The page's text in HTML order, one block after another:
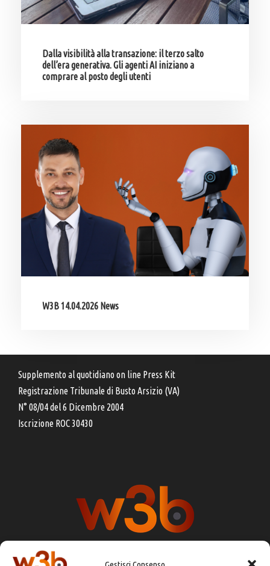
Dalla visibilità alla transazione: il terzo salto
dell’era generativa. Gli agenti AI iniziano a
comprare al posto degli utenti
W3B 14.04.2026 News
Supplemento al quotidiano on line Press Kit
Registrazione Tribunale di Busto Arsizio (VA)
N° 08/04 del 6 Dicembre 2004
Iscrizione ROC 30430